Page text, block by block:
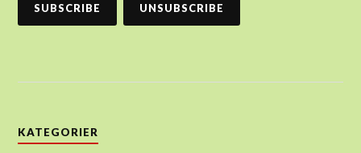
KATEGORIER